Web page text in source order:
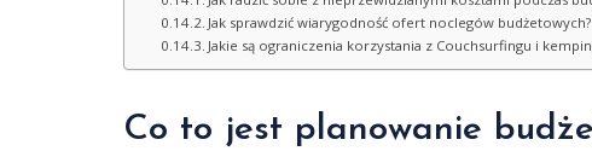
Jak sprawdzić wiarygodność ofert noclegów budżetowych?
Jakie są ograniczenia korzystania z Couchsurfingu i
Co to jest planowanie